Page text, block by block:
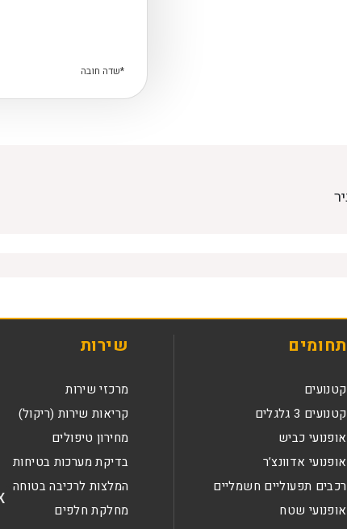
תחומים
קטנועים
קטנועים 3 גלגלים
אופנועי כביש
אופנועי אדוונצ’ר
רכבים תפעוליים חשמליים
אופנועי שטח
שירות
מרכזי שירות
קריאות שירות (ריקול)
מחירון טיפולים
בדיקת מערכות בטיחות
המלצות לרכיבה בטוחה
מחלקת חלפים